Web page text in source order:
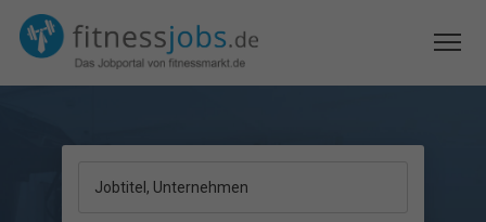
Jobtitel, Unternehmen